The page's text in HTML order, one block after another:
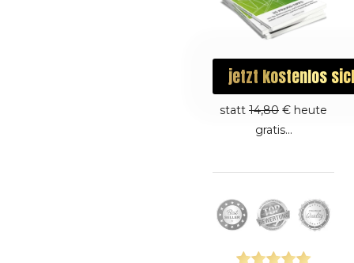
jetzt kostenlos
statt 14,80 € heute
gratis...